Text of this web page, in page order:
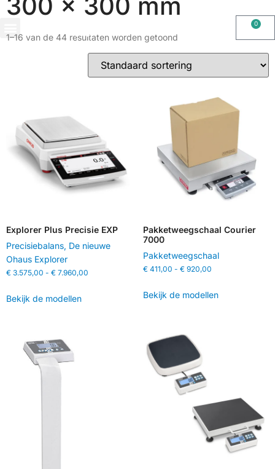
0
1–16 van de 44 resultaten worden getoond
Explorer Plus Precisie EXP
Precisiebalans, De nieuwe
Ohaus Explorer
€ 3.575,00 - € 7.960,00
Bekijk de modellen
Pakketweegschaal Courier
7000
Pakketweegschaal
€411,00 - €920,00
Bekijk de modellen